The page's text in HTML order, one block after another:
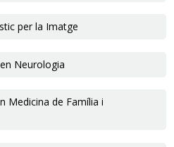
per la Imatge
Neurologia
Medicina de Família i